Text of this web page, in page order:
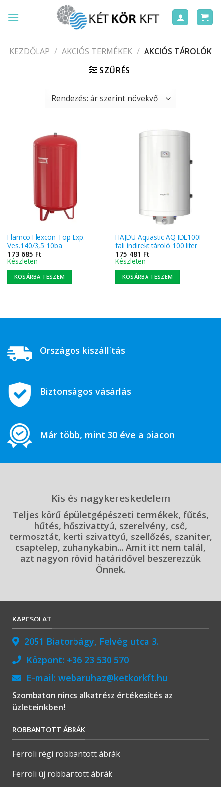
KEZDŐLAP / AKCIÓS TERMÉKEK / AKCIÓS TÁROLÓK
SZŰRÉS
Flamco Flexcon Top Exp.
Ves.140/3,5 10ba
173 685 Ft
Készleten
KOSÁRBA TESZEM
HAJDU Aquastic AQ IDE100F
fali indirekt tároló 100 liter
175 481 Ft
Készleten
KOSÁRBA TESZEM
Országos kiszállítás
Biztonságos vásárlás
Már több, mint 30 éve a piacon
Kis és nagykereskedelem
Teljes körű épületgépészeti termékek, fűtés,
hűtés, hőszivattyú, szerelvény, cső,
termosztát, kerti szivattyú, szellőzés, szaniter,
csaptelep, zuhanykabin... Amit itt nem talál,
azt nagyon rövid határidővel beszerezzük
Önnek.
KAPCSOLAT
2051 Biatorbágy, Felvég utca 3.
Központ: +36 23 530 570
E-mail: webaruhaz@ketkorkft.hu
Szombaton nincs alkatrész értékesítés az
üzleteinkben!
ROBBANTOTT ÁBRÁK
Ferroli régi robbantott ábrák
Ferroli új robbantott ábrák